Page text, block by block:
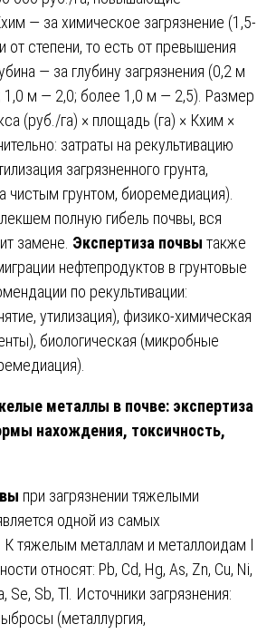
— за химическое загрязнение (1,5-
от степени, то есть от превышения
— за глубину загрязнения (0,2 м
м — 2,0; более 1,0 м — 2,5). Размер
(руб./га) × площадь (га) × Кхим ×
затраты на рекультивацию
загрязненного грунта,
чистым грунтом, биоремедиация).
полную гибель почвы, вся
замене. Экспертиза почвы также
нефтепродуктов в грунтовые
по рекультивации:
утилизация), физико-химическая
биологическая (микробные
металлы в почве: экспертиза
нахождения, токсичность,
при загрязнении тяжелыми
одной из самых
К тяжелым металлам и металлоидам I
относят: Pb, Cd, Hg, As, Zn, Cu, Ni,
Se, Sb, Tl. Источники загрязнения:
(металлургия,